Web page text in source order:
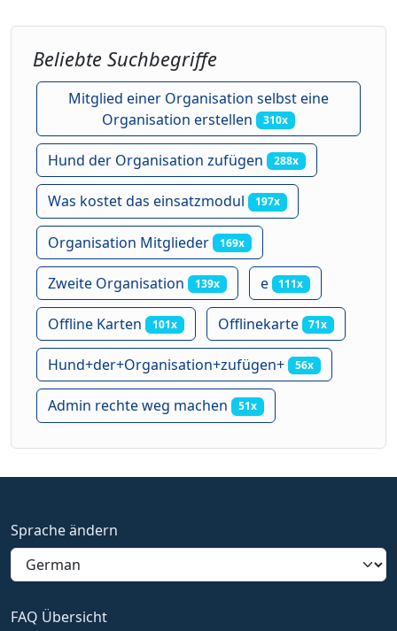
Beliebte Suchbegriffe
Mitglied einer Organisation selbst eine
Organisation erstellen 310x
Hund der Organisation zufügen 288x
Was kostet das einsatzmodul 197x
Organisation Mitglieder 169x
Zweite Organisation 139x e 111x
Offline Karten 101x Offlinekarte 71x
Hund+der+Organisation+zufügen+ 56x
Admin rechte weg machen 51x
Sprache ändern
FAQ Übersicht